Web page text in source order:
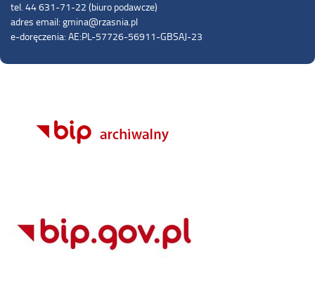
tel. 44 631-71-22 (biuro podawcze)
adres email: gmina@rzasnia.pl
e-doręczenia: AE:PL-57726-56911-GBSAJ-23